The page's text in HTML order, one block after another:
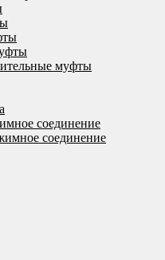
муфты
соединение
соединение